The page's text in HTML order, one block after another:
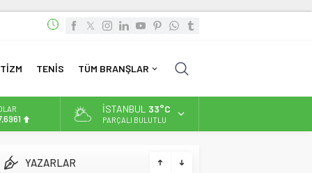
TENİS TÜM BRANŞLAR
İSTANBUL 33°C
PARÇALI BULUTLU
YAZARLAR